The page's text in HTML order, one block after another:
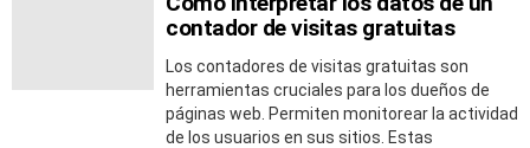
contador de visitas gratuitas
Los contadores de visitas gratuitas son
herramientas cruciales para los dueños de
páginas web. Permiten monitorear la actividad
de los usuarios en sus sitios. Estas